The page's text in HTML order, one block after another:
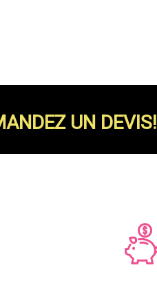
UN DEVIS!